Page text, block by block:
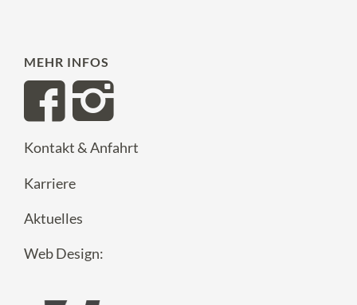
MEHR INFOS
Kontakt & Anfahrt
Karriere
Aktuelles
Web Design: